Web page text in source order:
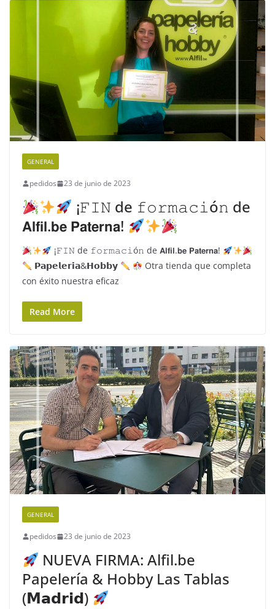
GENERAL
pedidos 23 de junio de 2023
¡𝙵𝙸𝙽 de 𝚏𝚘𝚛𝚖𝚊𝚌𝚒ó𝚗 de
𝗔𝗹𝗳𝗶𝗹.𝗯𝗲 𝗣𝗮𝘁𝗲𝗿𝗻𝗮!
¡𝙵𝙸𝙽 de 𝚏𝚘𝚛𝚖𝚊𝚌𝚒ó𝚗 de 𝗔𝗹𝗳𝗶𝗹.𝗯𝗲 𝗣𝗮𝘁𝗲𝗿𝗻𝗮!
𝗣𝗮𝗽𝗲𝗹𝗲𝗿𝗶𝗮&𝗛𝗼𝗯𝗯𝘆
Otra tienda que completa
con éxito nuestra eficaz
Read More
GENERAL
pedidos 23 de junio de 2023
NUEVA FIRMA: Alfil.be
Papelería & Hobby Las Tablas
(𝗠𝗮𝗱𝗿𝗶𝗱)